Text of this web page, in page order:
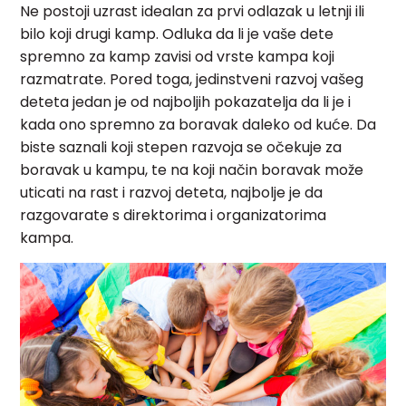
Ne postoji uzrast idealan za prvi odlazak u letnji ili
bilo koji drugi kamp. Odluka da li je vaše dete
spremno za kamp zavisi od vrste kampa koji
razmatrate. Pored toga, jedinstveni razvoj vašeg
deteta jedan je od najboljih pokazatelja da li je i
kada ono spremno za boravak daleko od kuće. Da
biste saznali koji stepen razvoja se očekuje za
boravak u kampu, te na koji način boravak može
uticati na rast i razvoj deteta, najbolje je da
razgovarate s direktorima i organizatorima
kampa.